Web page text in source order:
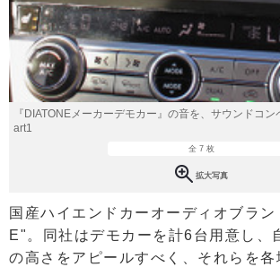
『DIATONEメーカーデモカー』の音を、サウンドコ
art1
全 7 枚
拡大写真
国産ハイエンドカーオーディオブラ
E"。同社はデモカーを計6台用意し、
の高さをアピールすべく、それらを各